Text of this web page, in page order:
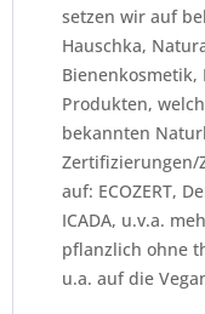
setzen wir auf
Hauschka,
Bienenkosmetik,
Produkten,
bekannten
Zertifizierungen/
auf: ECOZERT,
ICADA, u.v.a.
pflanzlich ohne
u.a. auf die